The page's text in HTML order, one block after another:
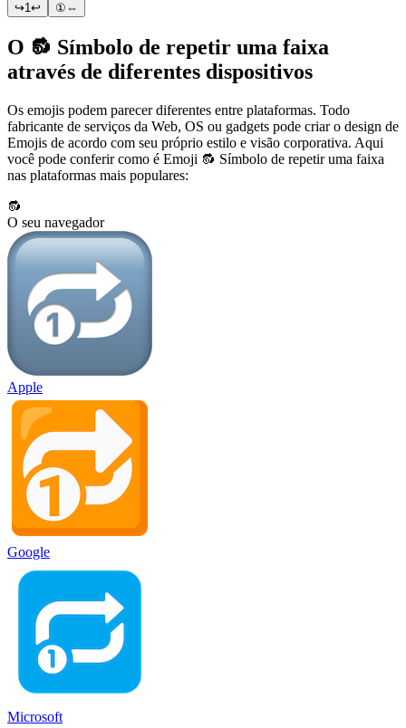
↪️1↩️ ①⇔
O 🔂 Símbolo de repetir uma faixa
através de diferentes dispositivos
Os emojis podem parecer diferentes entre plataformas. Todo
fabricante de serviços da Web, OS ou gadgets pode criar o design de
Emojis de acordo com seu próprio estilo e visão corporativa. Aqui
você pode conferir como é Emoji 🔂 Símbolo de repetir uma faixa
nas plataformas mais populares:
🔂
O seu navegador
Apple
Google
Microsoft